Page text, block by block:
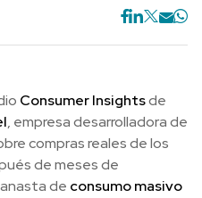
Consumer Insightsde
, empresa desarrolladora de
compras reales de los
de meses de
de consumo masivo